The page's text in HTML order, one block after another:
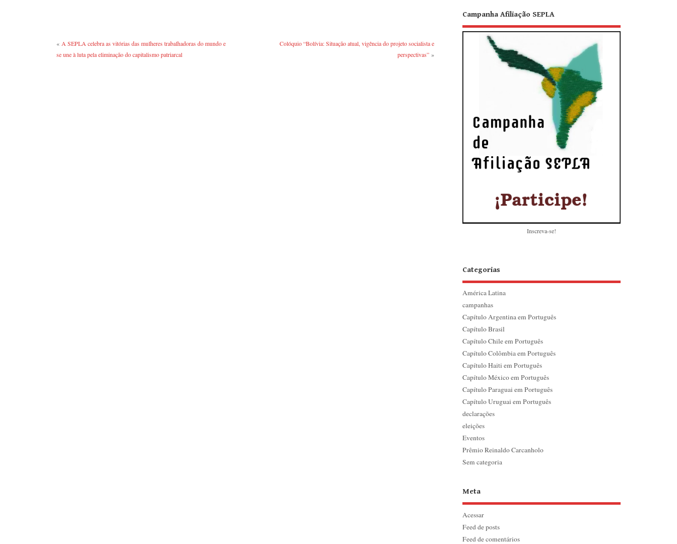
« A SEPLA celebra as vitórias das mulheres trabalhadoras do mundo e
se une à luta pela eliminação do capitalismo patriarcal
Colóquio “Bolívia: Situação atual, vigência do projeto socialista e
perspectivas”»
Campanha Afiliação SEPLA
Inscreva-se!
Categorias
América Latina
campanhas
Capítulo Argentina em Português
Capítulo Brasil
Capítulo Chile em Português
Capítulo Colômbia em Português
Capítulo Haiti em Português
Capítulo México em Português
Capítulo Paraguai em Português
Capítulo Uruguai em Português
declarações
eleições
Eventos
Prêmio Reinaldo Carcanholo
Sem categoria
Meta
Acessar
Feed de posts
Feed de comentários